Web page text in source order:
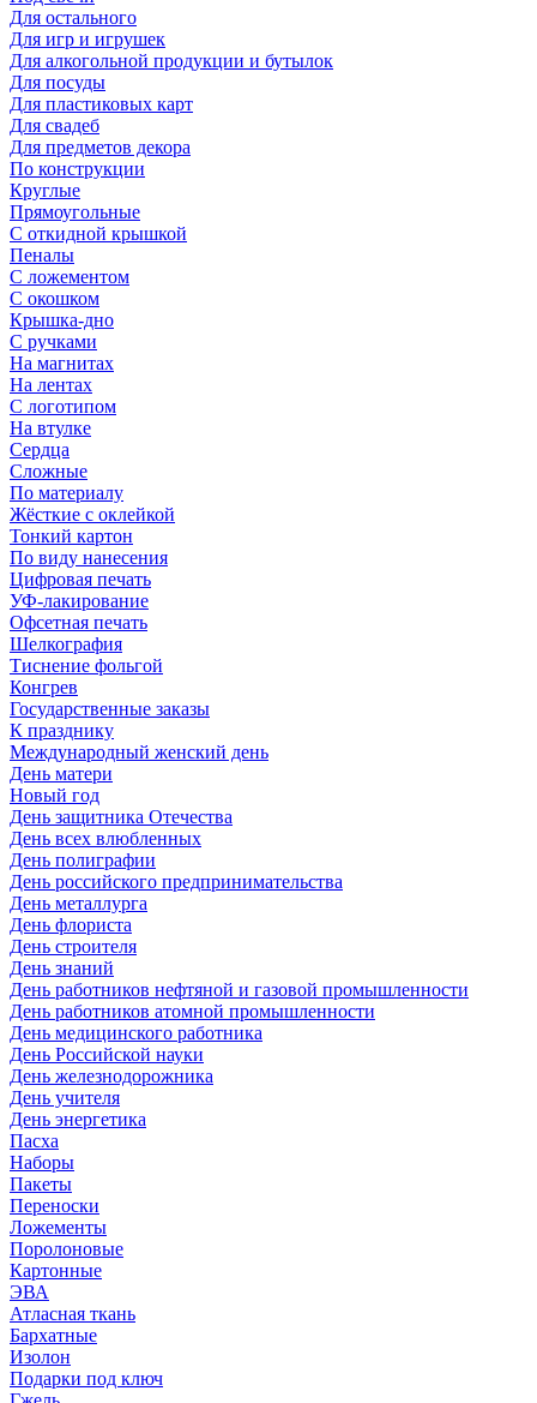
Для остального
Для игр и игрушек
Для алкогольной продукции и бутылок
Для посуды
Для пластиковых карт
Для свадеб
Для предметов декора
По конструкции
Круглые
Прямоугольные
С откидной крышкой
Пеналы
С ложементом
С окошком
Крышка-дно
С ручками
На магнитах
На лентах
С логотипом
На втулке
Сердца
Сложные
По материалу
Жёсткие с оклейкой
Тонкий картон
По виду нанесения
Цифровая печать
УФ-лакирование
Офсетная печать
Шелкография
Тиснение фольгой
Конгрев
Государственные заказы
К празднику
Международный женский день
День матери
Новый год
День защитника Отечества
День всех влюбленных
День полиграфии
День российского предпринимательства
День металлурга
День флориста
День строителя
День знаний
День работников нефтяной и газовой промышленности
День работников атомной промышленности
День медицинского работника
День Российской науки
День железнодорожника
День учителя
День энергетика
Пасха
Наборы
Пакеты
Переноски
Ложементы
Поролоновые
Картонные
ЭВА
Атласная ткань
Бархатные
Изолон
Подарки под ключ